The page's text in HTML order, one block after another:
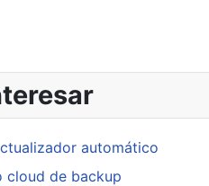
de Marzo, los últimos
automático
cloud de backup